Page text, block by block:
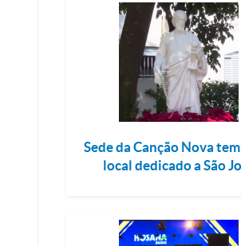
Sede da Canção Nova
local dedicado a São